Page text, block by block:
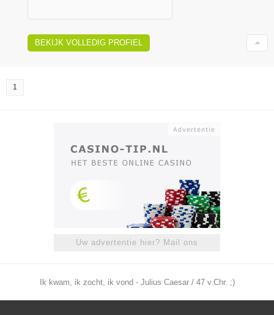
BEKIJK VOLLEDIG PROFIEL
1
Uw advertentie hier? Mail ons
Ik kwam, ik zocht, ik vond - Julius Caesar / 47 v.Chr. ;)